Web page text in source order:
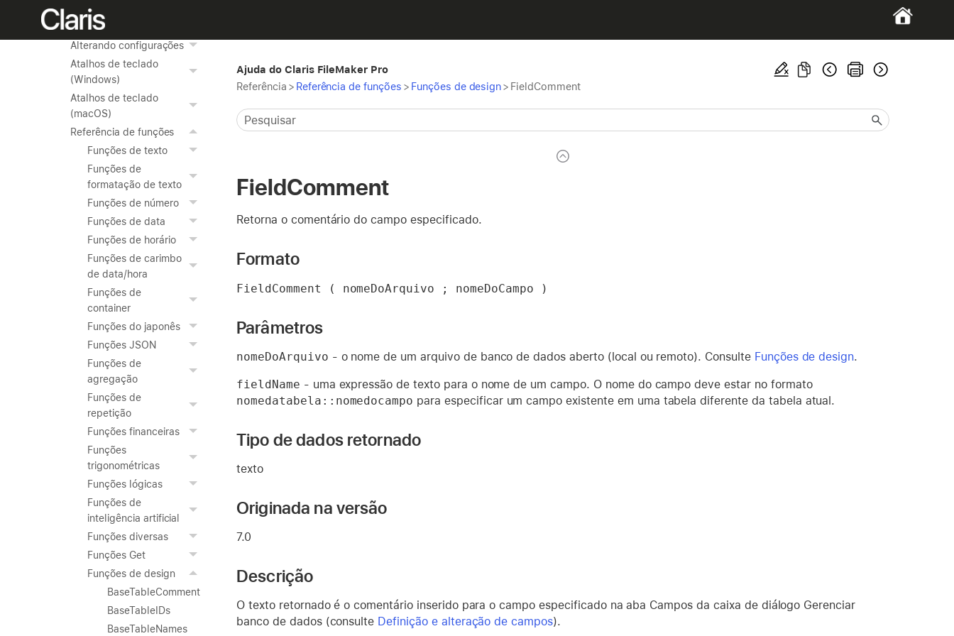
Referência
Alterando configurações
Atalhos de teclado
(Windows)
Atalhos de teclado
(macOS)
Referência de funções
Funções de texto
Funções de
formatação de texto
Funções de número
Funções de data
Funções de horário
Funções de carimbo
de data/hora
Funções de
container
Funções do japonês
Funções JSON
Funções de
agregação
Funções de
repetição
Funções financeiras
Funções
trigonométricas
Funções lógicas
Funções de
inteligência artificial
Funções diversas
Funções Get
Funções de design
BaseTableComment
BaseTableIDs
BaseTableNames
Ajuda do Claris FileMaker Pro
Referência > Referência de funções > Funções de design> FieldComment
FieldComment
Retorna o comentário do campo especificado.
Formato
FieldComment ( nomeDoArquivo ; nomeDoCampo )
Parâmetros
nomeDoArquivo - o nome de um arquivo de banco de dados aberto (local ou remoto). Consulte Funções de design.
fieldName - uma expressão de texto para o nome de um campo. O nome do campo deve estar no formato
nomedatabela::nomedocampo para especificar um campo existente em uma tabela diferente da tabela atual.
Tipo de dados retornado
texto
Originada na versão
7.0
Descrição
O texto retornado é o comentário inserido para o campo especificado na aba Campos da caixa de diálogo Gerenciar
banco de dados (consulte Definição e alteração de campos).